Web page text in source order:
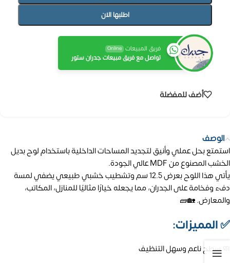
اطلبها الان
فريق المبيعات Online
تواصل مع فريق مبيعات جدران ستور
أضف للمفضلة
الوصف
استمتع بحل عملي وأنيق لتجديد المساحات الداخلية باستخدام لوح بديل
الخشب المصنوع من MDF عالي الجودة.
يأتي هذا اللوح بعرض 12.5 سم وتشطيب خشبي طبيعي يضفي لمسة
دفء وفخامة على الجدران، مما يجعله خيارًا مثاليًا للمنازل، المكاتب،
والمعارض. 🏡🧱
✅المميزات:
🧼 سطح ناعم وسهل التنظيف